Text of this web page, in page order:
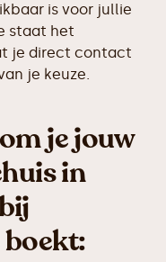
is voor jullie
staat het
je direct contact
je keuze.
je jouw
in